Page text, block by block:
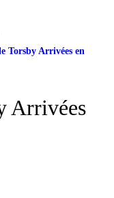
Torsby Arrivées en
Arrivées